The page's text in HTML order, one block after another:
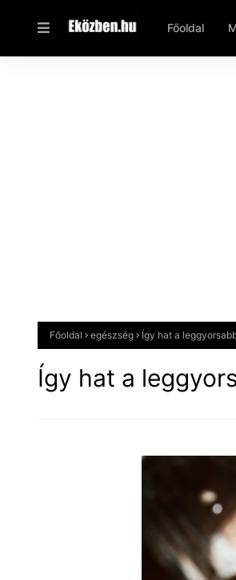
Főoldal
Főoldal egészség Így hat a
Így hat a